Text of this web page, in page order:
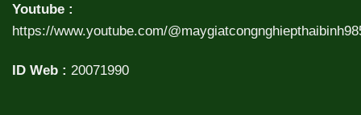
Youtube :
https://www.youtube.com/
ID Web : 20071990